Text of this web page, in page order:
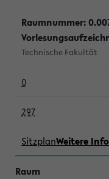
Raumnummer:
Technische Fakultät
0
297
SitzplanWeitere Info